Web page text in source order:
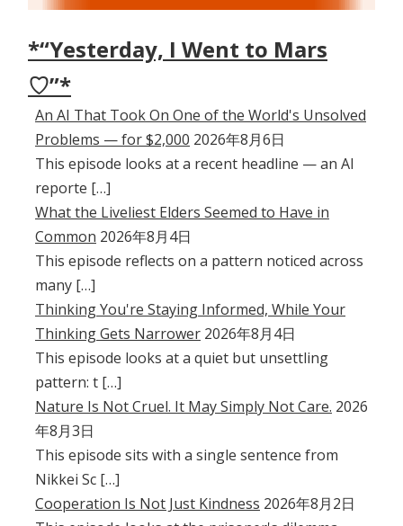
*“Yesterday, I Went to Mars
♡”*
An AI That Took On One of the World's Unsolved
Problems — for $2,000 2026年8月6日
This episode looks at a recent headline — an AI
reporte […]
What the Liveliest Elders Seemed to Have in
Common 2026年8月4日
This episode reflects on a pattern noticed across
many […]
Thinking You're Staying Informed, While Your
Thinking Gets Narrower 2026年8月4日
This episode looks at a quiet but unsettling
pattern: t […]
Nature Is Not Cruel. It May Simply Not Care. 2026
年8月3日
This episode sits with a single sentence from
Nikkei Sc […]
Cooperation Is Not Just Kindness 2026年8月2日